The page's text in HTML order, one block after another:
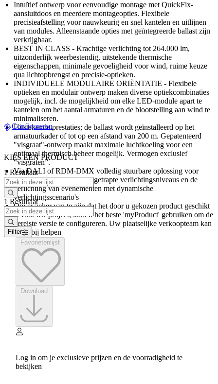
Intuïtief ontwerp voor eenvoudige montage met QuickFix-
aansluitdoos en meerdere montageopties. Flexibele
precisieafstelling voor nauwkeurig en snel kantelen en uitlijnen
van modules. Alleenstaande opties met geïntegreerde ballast zijn
verkrijgbaar.
BEST IN CLASS - Krachtige verlichting tot 264.000 lm,
uitzonderlijk weerbestendig, uitstekende thermische
eigenschappen, minimale gevoeligheid voor wind, ruime keuze
qua lichtopbrengst en precisie-optieken.
INDIVIDUELE MODULAIRE ORIËNTATIE - Flexibele
optieken en modulair ontwerp maken diverse optiekcombinaties
mogelijk, incl. de mogelijkheid om elke LED-module apart te
kantelen om het aantal armaturen en de blootstelling aan wind te
minimaliseren.
Uitstekende prestaties; de ballast wordt geïnstalleerd op het
armatuurkader of tot op een afstand van 200 m. Gepatenteerd
"visgraat"-ontwerp maakt maximale luchtkoeling voor een
optimaal thermisch beheer mogelijk. Vermogen exclusief
“visgraten”.
Via DALI of RDM-DMX volledig stuurbare oplossing voor
onmiddellijke verlichting, getrapte verlichtingsniveaus en de
verlichting van evenementen met dynamische
verlichtingsscenario's
Om er zeker van te zijn dat het door u gekozen product geschikt
is voor uw project, kunt u het beste 'myProduct' gebruiken om de
vereiste versie te configureren. Uw plaatselijke verkoopteam kan
u hierbij helpen
Configureren
KIES EEN PRODUCT
1 Resultaat
1 Resultaat
Filter
Log in om je exclusieve prijzen en de voorradigheid te
bekijken